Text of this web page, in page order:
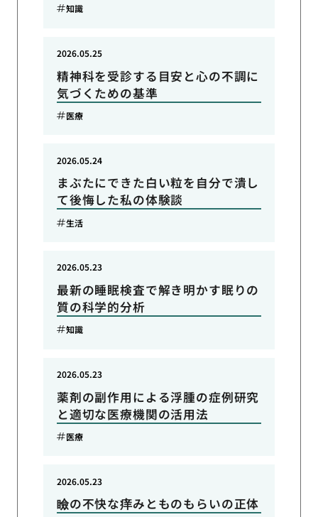
知識
精神科を受診する目安と心の不調に
気づくための基準
2026.05.25
医療
まぶたにできた白い粒を自分で潰し
て後悔した私の体験談
2026.05.24
生活
最新の睡眠検査で解き明かす眠りの
質の科学的分析
2026.05.23
知識
薬剤の副作用による浮腫の症例研究
と適切な医療機関の活用法
2026.05.23
医療
瞼の不快な痒みとものもらいの正体
2026.05.23